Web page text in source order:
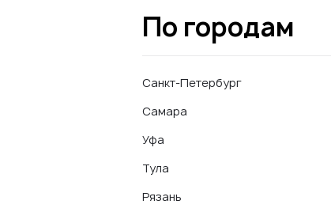
По городам
Санкт-Петербург
Самара
Уфа
Тула
Рязань